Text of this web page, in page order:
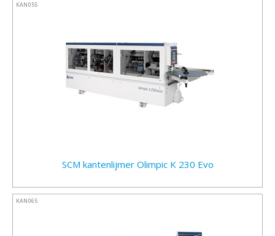
SCM kantenlijmer Olimpic K 230 Evo
KAN055
KAN065